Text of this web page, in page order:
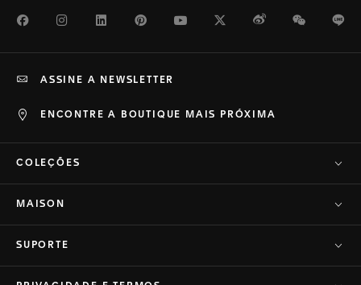
FacebookInstagramLinkedInPinterestYoutubeTwitterWeiboWeChat
ENCONTRE A BOUTIQUE MAIS PRÓXIMA
ASSINE A NEWSLETTER
COLEÇÕES
MAISON
SUPORTE